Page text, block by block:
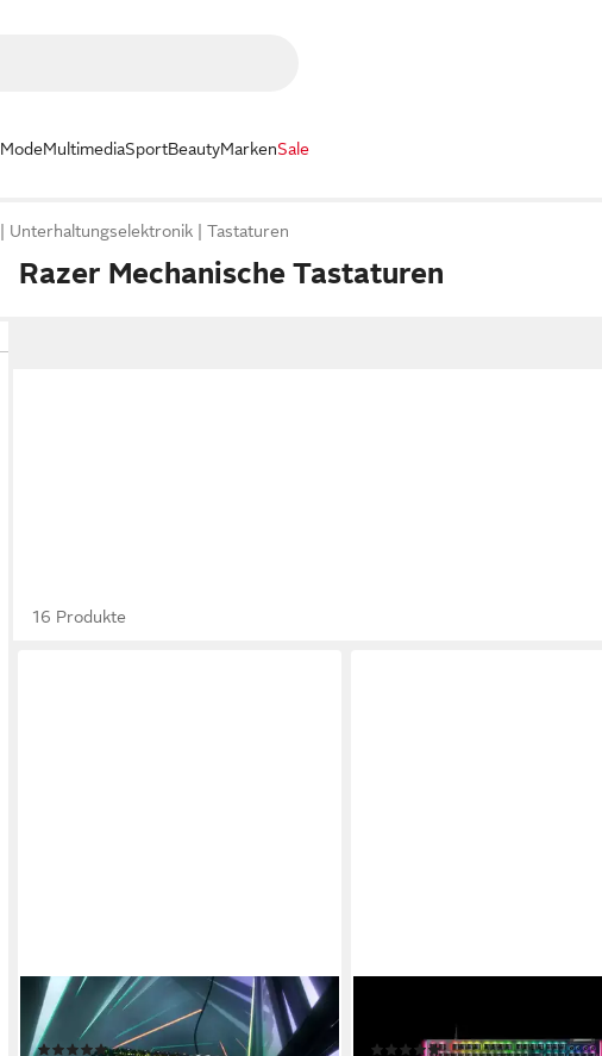
ModeMultimediaSportBeautyMarkenSale
Unterhaltungselektronik Tastaturen
Razer Mechanische Tastaturen
16 Produkte
RAZER
Ornata V3 Gaming-Tastatur
(12)
BlackWidow V4 DE Tastatur
(9)